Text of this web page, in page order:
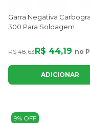
Garra Negativa
300 Para Soldagem
R$ 48,63R$ 44,19 no
ADICIONAR
9% OFF